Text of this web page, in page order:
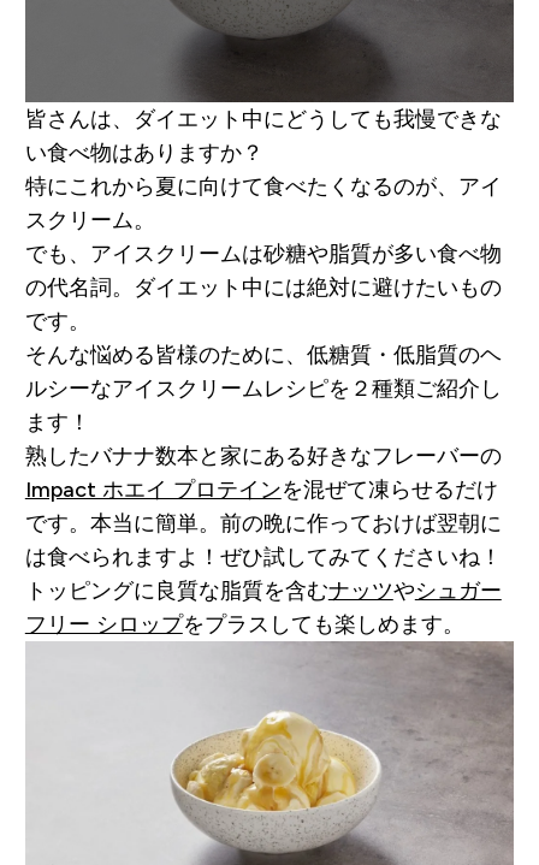
皆さんは、ダイエット中にどうしても我慢できな
い食べ物はありますか？
特にこれから夏に向けて食べたくなるのが、アイ
スクリーム。
でも、アイスクリームは砂糖や脂質が多い食べ物
の代名詞。ダイエット中には絶対に避けたいもの
です。
そんな悩める皆様のために、低糖質・低脂質のヘ
ルシーなアイスクリームレシピを２種類ご紹介し
ます！
熟したバナナ数本と家にある好きなフレーバーの
Impact ホエイ プロテインを混ぜて凍らせるだけ
です。本当に簡単。前の晩に作っておけば翌朝に
は食べられますよ！ぜひ試してみてくださいね！
トッピングに良質な脂質を含むナッツやシュガー
フリー シロップをプラスしても楽しめます。